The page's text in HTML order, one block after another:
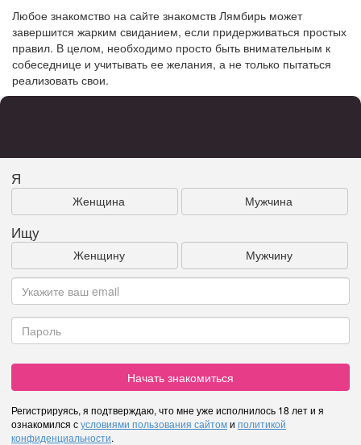
Любое знакомство на сайте знакомств Лямбирь может
завершится жарким свиданием, если придерживаться простых
правил. В целом, необходимо просто быть внимательным к
собеседнице и учитывать ее желания, а не только пытаться
реализовать свои.
Я
Женщина Мужчина
Ищу
Женщину Мужчину
Начать знакомиться
Регистрируясь, я подтверждаю, что мне уже исполнилось 18 лет и я
ознакомился сусловиями пользования сайтоми политикой
конфиденциальности.